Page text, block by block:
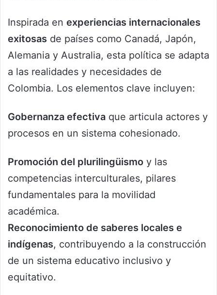
Inspirada en experiencias internacionales
exitosas de países como Canadá, Japón,
Alemania y Australia, esta política se adapta
a las realidades y necesidades de
Colombia. Los elementos clave incluyen:
Gobernanza efectiva que articula actores y
procesos en un sistema cohesionado.
Promoción del plurilingüismo y las
competencias interculturales, pilares
fundamentales para la movilidad
académica.
Reconocimiento de saberes locales e
indígenas, contribuyendo a la construcción
de un sistema educativo inclusivo y
equitativo.